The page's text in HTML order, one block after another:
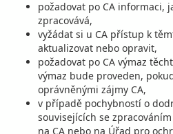
požadovat po CA informaci,
zpracovává,
vyžádat si u CA přístup k
aktualizovat nebo opravit,
požadovat po CA výmaz
výmaz bude proveden,
oprávněnými zájmy CA,
v případě pochybností o
souvisejících se
na CA nebo na Úřad pro